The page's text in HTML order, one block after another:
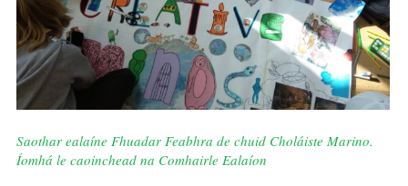
Saothar ealaíne Fhuadar Feabhra de chuid Choláiste Marino.
Íomhá le caoinchead na Comhairle Ealaíon